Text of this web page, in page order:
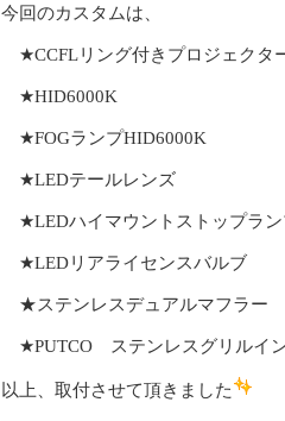
今回のカスタムは、
★CCFLリング付きプロジェクタ
★HID6000K
★FOGランプHID6000K
★LEDテールレンズ
★LEDハイマウントストップラン
★LEDリアライセンスバルブ
★ステンレスデュアルマフラー
★PUTCO ステンレスグリルイ
以上、取付させて頂きました